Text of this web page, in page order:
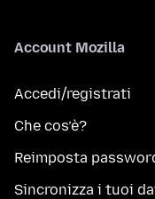
Account Mozilla
Accedi/registrati
Che cos’è?
Reimposta
Sincronizza i tuoi